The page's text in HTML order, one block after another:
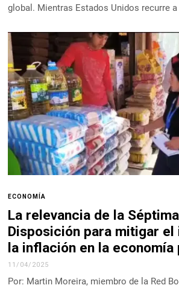
global. Mientras Estados Unidos recurre
ECONOMÍA
La relevancia de la Séptima
Disposición para mitigar el
la inflación en la economía
11/04/2025
Por: Martin Moreira, miembro de la Red